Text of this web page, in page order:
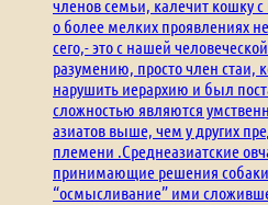
членов семьи, калечит кошку
о более мелких проявлениях
сего,- это с нашей
разумению, просто член стаи,
нарушить иерархию и был
сложностью являются
азиатов выше, чем у других
племени .Среднеазиатские
принимающие решения
“осмысливание” ими